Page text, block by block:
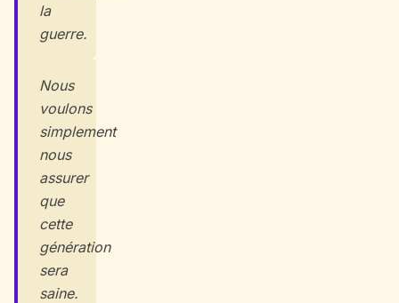
la
guerre.
Nous
voulons
simplement
nous
assurer
que
cette
génération
sera
saine.